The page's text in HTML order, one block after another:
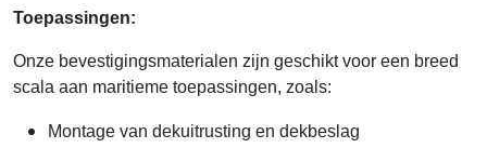
Toepassingen:
Onze bevestigingsmaterialen zijn geschikt voor een breed
scala aan maritieme toepassingen, zoals:
Montage van dekuitrusting en dekbeslag